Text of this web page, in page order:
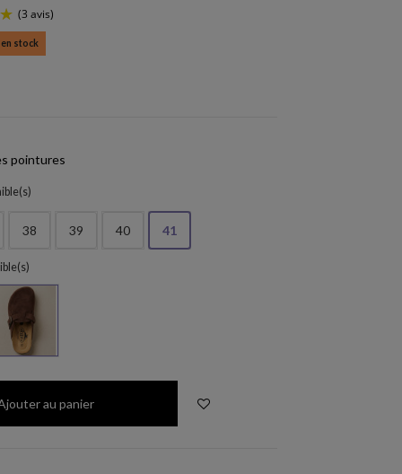
stock
pointures
38 39 40 41
Marron-2
au panier